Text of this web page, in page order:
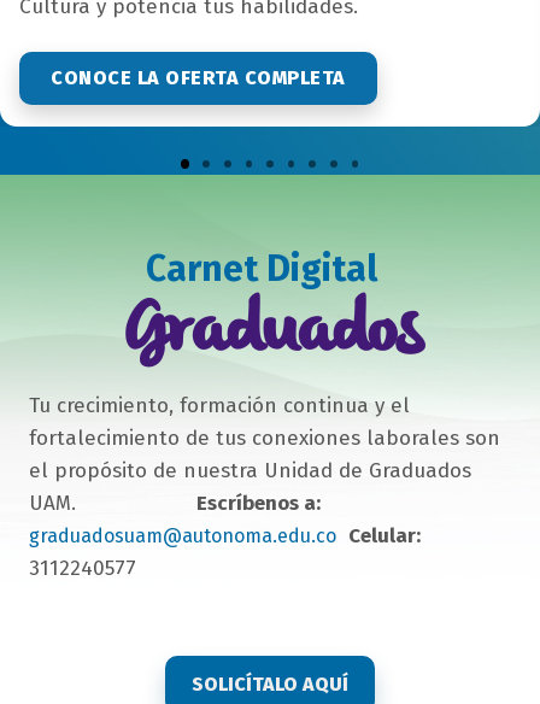
Cultura y potencia tus habilidades.
CONOCE LA OFERTA COMPLETA
Carnet Digital
Graduados
Tu crecimiento, formación continua y el
fortalecimiento de tus conexiones laborales son
el propósito de nuestra Unidad de Graduados
UAM. Escríbenos a:
graduadosuam@autonoma.edu.co Celular:
3112240577
SOLICÍTALO AQUÍ